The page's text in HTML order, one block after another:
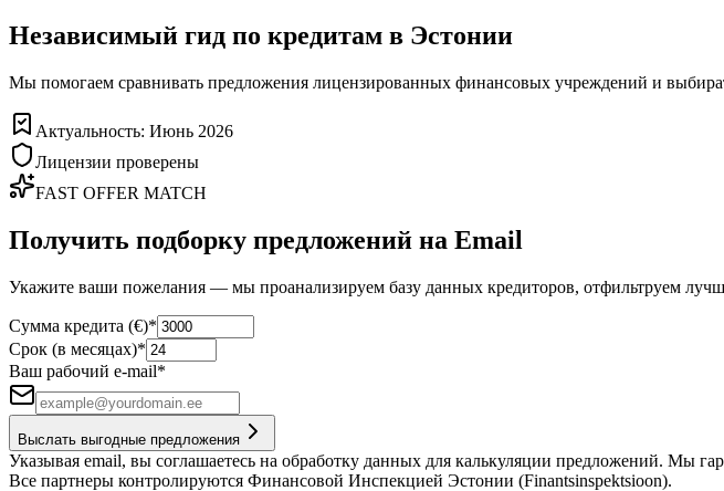
Независимый гид по кредитам в Эстонии
Мы помогаем сравнивать предложения лицензированных финансовых учреждений и
Актуальность: Июнь 2026
Лицензии проверены
FAST OFFER MATCH
Получить подборку предложений на Email
Укажите ваши пожелания — мы проанализируем базу данных кредиторов, отфильтруем
Сумма кредита (€)*
Срок (в месяцах)*
Ваш рабочий e-mail*
Выслать выгодные предложения
Указывая email, вы соглашаетесь на обработку данных для калькуляции предложений. Мы
Все партнеры контролируются Финансовой Инспекцией Эстонии (Finantsinspektsioon).